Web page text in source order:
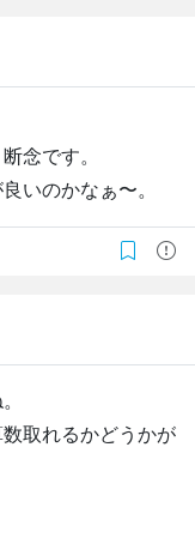
念です。
いのかなぁ〜。
取れるかどうかが